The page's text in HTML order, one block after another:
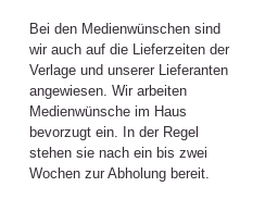
Bei den Medienwünschen sind
wir auch auf die Lieferzeiten der
Verlage und unserer Lieferanten
angewiesen. Wir arbeiten
Medienwünsche im Haus
bevorzugt ein. In der Regel
stehen sie nach ein bis zwei
Wochen zur Abholung bereit.